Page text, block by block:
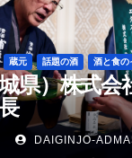
蔵元 話題の酒 酒と食の
県）株式会
DAIGINJO-